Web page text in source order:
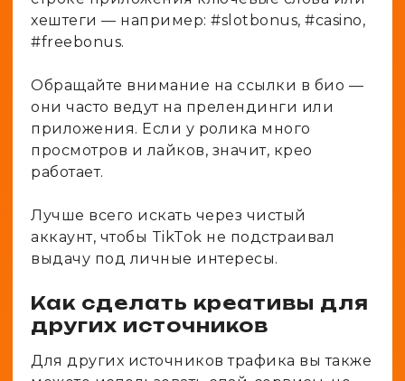
хештеги — например: #slotbonus, #casino,
#freebonus.
Обращайте внимание на ссылки в био —
они часто ведут на прелендинги или
приложения. Если у ролика много
просмотров и лайков, значит, крео
работает.
Лучше всего искать через чистый
аккаунт, чтобы TikTok не подстраивал
выдачу под личные интересы.
Как сделать креативы для
других источников
Для других источников трафика вы также